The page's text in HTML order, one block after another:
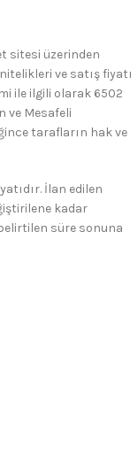
sitesi üzerinden
ve satış fiyatı
ile ilgili olarak 6502
ve Mesafeli
tarafların hak ve
İlan edilen
kadar
süre sonuna